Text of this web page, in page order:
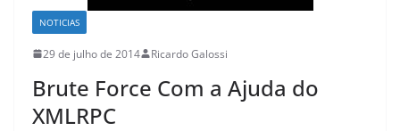
NOTICIAS
29 de julho de 2014 Ricardo Galossi
Brute Force Com a Ajuda do
XMLRPC